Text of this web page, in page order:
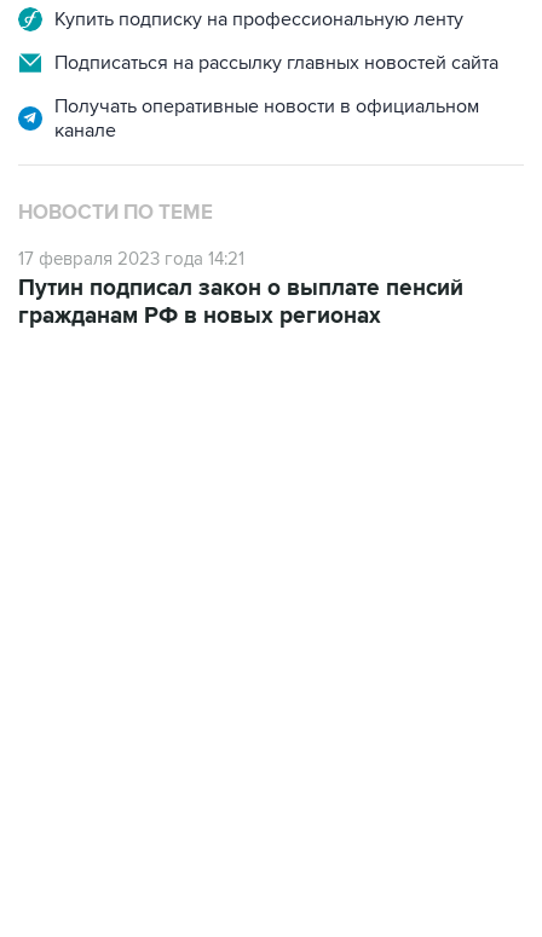
Купить подписку на профессиональную ленту
Подписаться на рассылку главных новостей сайта
Получать оперативные новости в официальном
канале
НОВОСТИ ПО ТЕМЕ
17 февраля 2023 года 14:21
Путин подписал закон о выплате пенсий
гражданам РФ в новых регионах